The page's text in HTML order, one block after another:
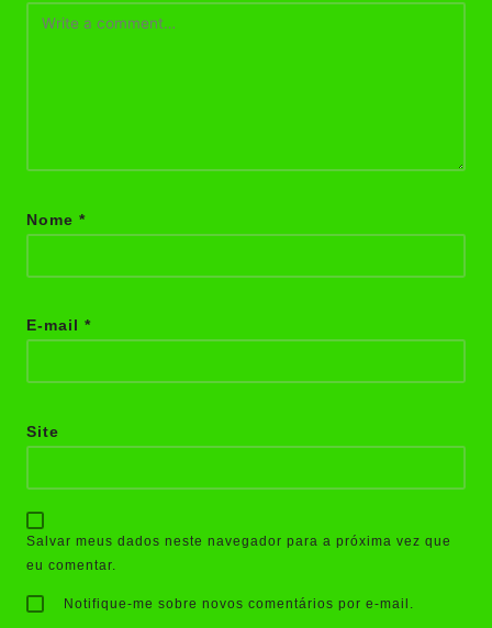
Nome *
E-mail *
Site
Salvar meus dados neste navegador para a próxima vez que
eu comentar.
Notifique-me sobre novos comentários por e-mail.